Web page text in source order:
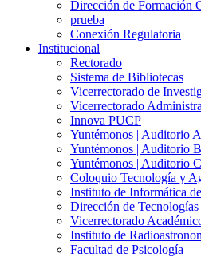
Dirección de Formación
prueba
Conexión Regulatoria
Institucional
Rectorado
Sistema de Bibliotecas
Vicerrectorado de
Vicerrectorado
Innova PUCP
Yuntémonos | Auditorio A
Yuntémonos | Auditorio B
Yuntémonos | Auditorio C
Coloquio Tecnología y
Instituto de Informática
Dirección de
Vicerrectorado
Instituto de
Facultad de Psicología